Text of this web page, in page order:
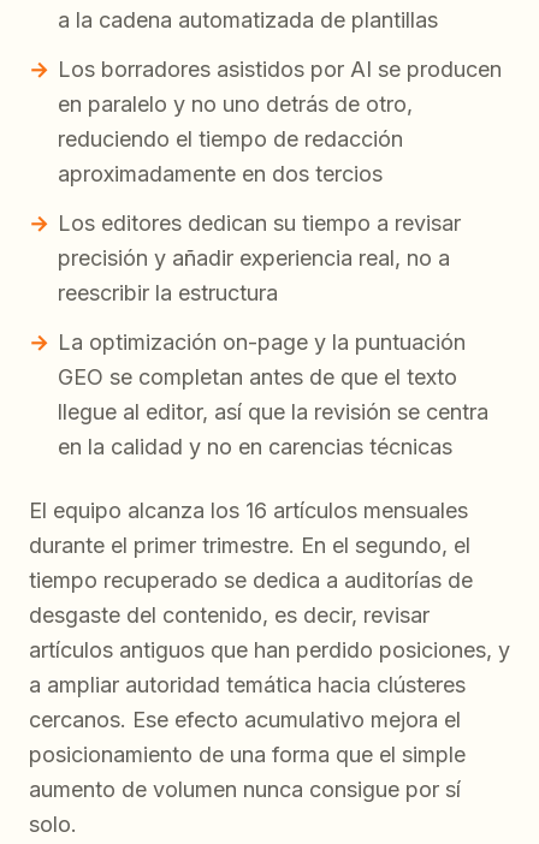
a la cadena automatizada de plantillas
Los borradores asistidos por AI se producen
en paralelo y no uno detrás de otro,
reduciendo el tiempo de redacción
aproximadamente en dos tercios
Los editores dedican su tiempo a revisar
precisión y añadir experiencia real, no a
reescribir la estructura
La optimización on-page y la puntuación
GEO se completan antes de que el texto
llegue al editor, así que la revisión se centra
en la calidad y no en carencias técnicas
El equipo alcanza los 16 artículos mensuales
durante el primer trimestre. En el segundo, el
tiempo recuperado se dedica a auditorías de
desgaste del contenido, es decir, revisar
artículos antiguos que han perdido posiciones, y
a ampliar autoridad temática hacia clústeres
cercanos. Ese efecto acumulativo mejora el
posicionamiento de una forma que el simple
aumento de volumen nunca consigue por sí
solo.